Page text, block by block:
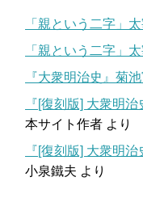
「親という二字」
「親という二字」
『大衆明治史』菊
『[復刻版] 大衆明
本サイト作者 より
『[復刻版] 大衆明
小泉鐵夫 より